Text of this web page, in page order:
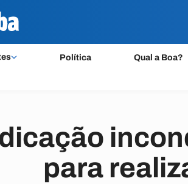
Política Qual a Boa?
para